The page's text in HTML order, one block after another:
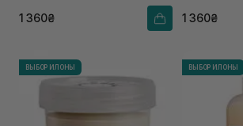
1 360₴ 1 360₴
ВЫБОР ИЛОНЫ ВЫБОР ИЛОНЫ